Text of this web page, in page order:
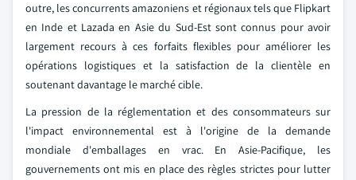
outre, les concurrents amazoniens et régionaux tels que Flipkart
en Inde et Lazada en Asie du Sud-Est sont connus pour avoir
largement recours à ces forfaits flexibles pour améliorer les
opérations logistiques et la satisfaction de la clientèle en
soutenant davantage le marché cible.
La pression de la réglementation et des consommateurs sur
l'impact environnemental est à l'origine de la demande
mondiale d'emballages en vrac. En Asie-Pacifique, les
gouvernements ont mis en place des règles strictes pour lutter